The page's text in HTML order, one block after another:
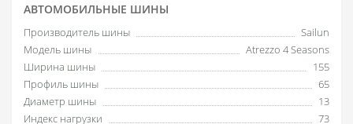
АВТОМОБИЛЬНЫЕ ШИНЫ
Производитель шины
Sailun
Модель шины
Atrezzo 4 Seasons
Ширина шины
155
Профиль шины
65
Диаметр шины
13
Индекс нагрузки
73